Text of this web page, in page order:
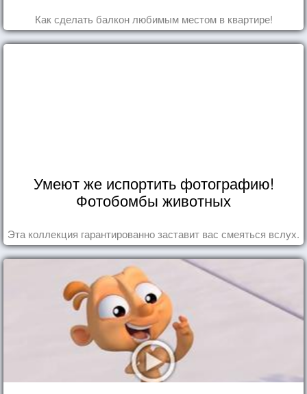
Как сделать балкон любимым местом в квартире!
Умеют же испортить фотографию!
Фотобомбы животных
Эта коллекция гарантированно заставит вас смеяться вслух.